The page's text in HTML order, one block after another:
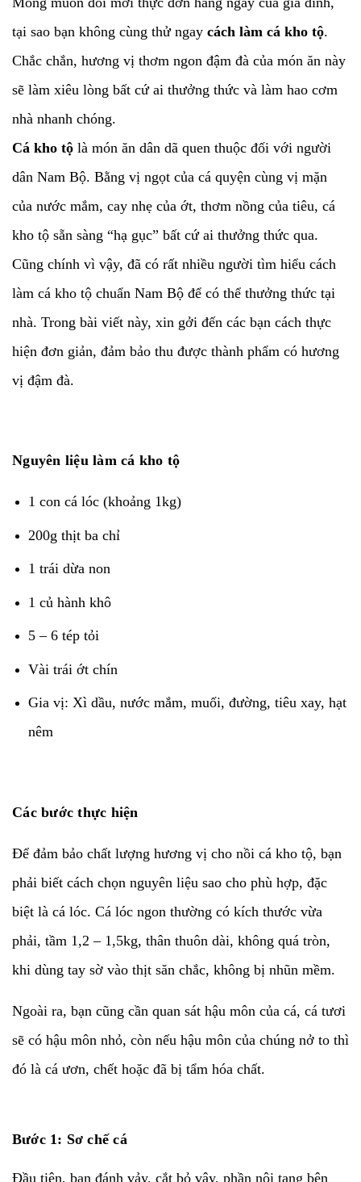
tại sao bạn không cùng thử ngay cách làm cá kho tộ.
Chắc chắn, hương vị thơm ngon đậm đà của món ăn này
sẽ làm xiêu lòng bất cứ ai thưởng thức và làm hao cơm
nhà nhanh chóng.
Cá kho tộ là món ăn dân dã quen thuộc đối với người
dân Nam Bộ. Bằng vị ngọt của cá quyện cùng vị mặn
của nước mắm, cay nhẹ của ớt, thơm nồng của tiêu, cá
kho tộ sẵn sàng “hạ gục” bất cứ ai thưởng thức qua.
Cũng chính vì vậy, đã có rất nhiều người tìm hiểu cách
làm cá kho tộ chuẩn Nam Bộ để có thể thưởng thức tại
nhà. Trong bài viết này, xin gởi đến các bạn cách thực
hiện đơn giản, đảm bảo thu được thành phẩm có hương
vị đậm đà.
Nguyên liệu làm cá kho tộ
1 con cá lóc (khoảng 1kg)
200g thịt ba chỉ
1 trái dừa non
1 củ hành khô
5 – 6 tép tỏi
Vài trái ớt chín
Gia vị: Xì dầu, nước mắm, muối, đường, tiêu xay, hạt
nêm
Các bước thực hiện
Để đảm bảo chất lượng hương vị cho nồi cá kho tộ, bạn
phải biết cách chọn nguyên liệu sao cho phù hợp, đặc
biệt là cá lóc. Cá lóc ngon thường có kích thước vừa
phải, tầm 1,2 – 1,5kg, thân thuôn dài, không quá tròn,
khi dùng tay sờ vào thịt săn chắc, không bị nhũn mềm.
Ngoài ra, bạn cũng cần quan sát hậu môn của cá, cá tươi
sẽ có hậu môn nhỏ, còn nếu hậu môn của chúng nở to thì
đó là cá ươn, chết hoặc đã bị tẩm hóa chất.
Bước 1: Sơ chế cá
Đầu tiên, bạn đánh vảy, cắt bỏ vây, phần nội tạng bên